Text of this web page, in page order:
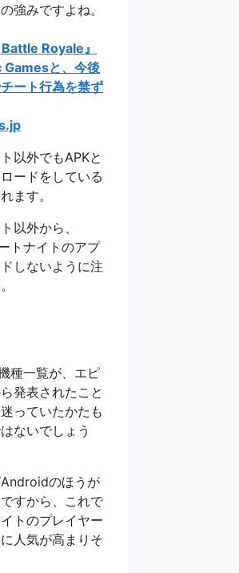
強みですよね。
Royale』
Gamesと、今後
ート行為を禁ず
以外でもAPKと
ードをしている
ます。
以外から、
トナイトのアプ
しないように注
種一覧が、エピ
発表されたこと
っていたかたも
ないでしょう
のほうが
すから、これで
トのプレイヤー
人気が高まりそ